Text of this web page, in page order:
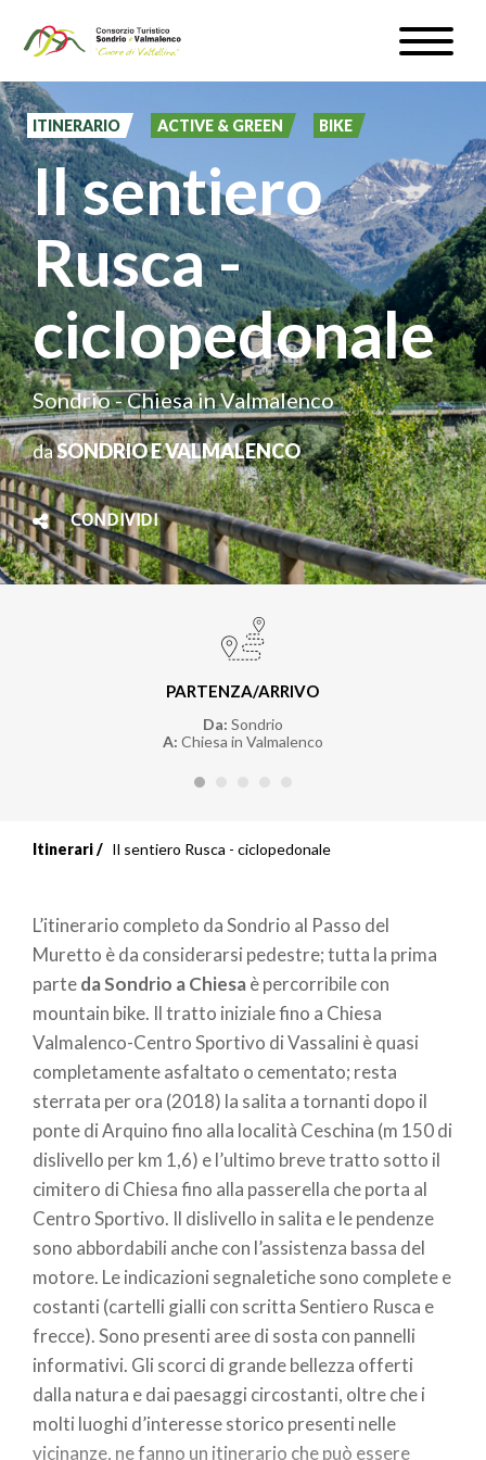
contenuto
principale
Toggle
WEBCAM & METEO
ISCRIVITI
IT
#InLOMBARDIA
ITINERARIO ACTIVE & GREEN BIKE
Il sentiero
Rusca -
ciclopedonale
Sondrio - Chiesa in Valmalenco
daSONDRIO E VALMALENCO
CONDIVIDI
PARTENZA/ARRIVO
Da: Sondrio
A: Chiesa in Valmalenco
Itinerari Il sentiero Rusca - ciclopedonale
L’itinerario completo da Sondrio al Passo del
Muretto è da considerarsi pedestre; tutta la prima
parteda Sondrio a Chiesaè percorribile con
mountain bike. Il tratto iniziale fino a Chiesa
Valmalenco-Centro Sportivo di Vassalini è quasi
completamente asfaltato o cementato; resta
sterrata per ora (2018) la salita a tornanti dopo il
ponte di Arquino fino alla località Ceschina (m 150 di
dislivello per km 1,6) e l’ultimo breve tratto sotto il
cimitero di Chiesa fino alla passerella che porta al
Centro Sportivo. Il dislivello in salita e le pendenze
sono abbordabili anche con l’assistenza bassa del
motore. Le indicazioni segnaletiche sono complete e
costanti (cartelli gialli con scritta Sentiero Rusca e
frecce). Sono presenti aree di sosta con pannelli
informativi. Gli scorci di grande bellezza offerti
dalla natura e dai paesaggi circostanti, oltre che i
molti luoghi d’interesse storico presenti nelle
vicinanze, ne fanno un itinerario che può essere